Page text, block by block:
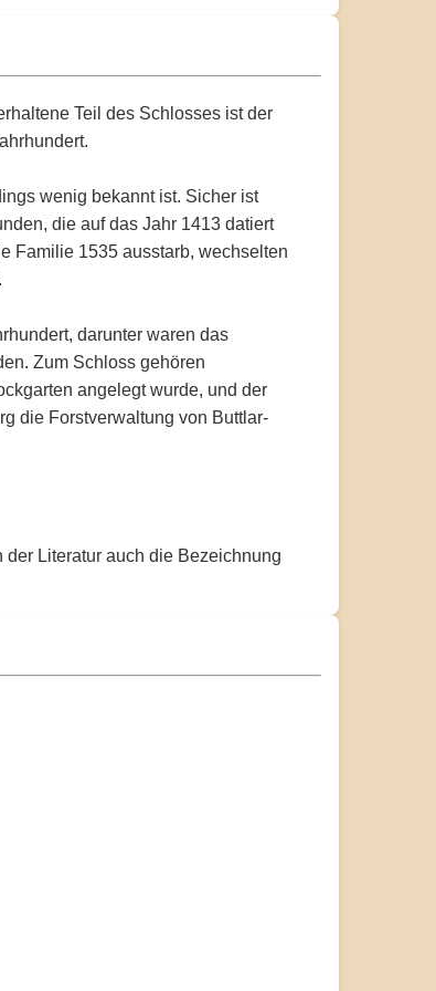
Teil des Schlosses ist der
wenig bekannt ist. Sicher ist
die auf das Jahr 1413 datiert
Familie 1535 ausstarb, wechselten
darunter waren das
Zum Schloss gehören
angelegt wurde, und der
die Forstverwaltung von Buttlar-
Literatur auch die Bezeichnung